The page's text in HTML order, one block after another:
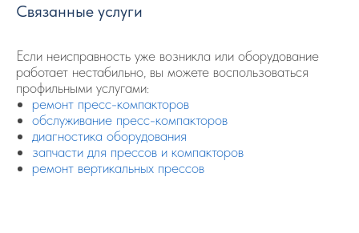
Связанные услуги
Если неисправность уже возникла или оборудование
работает нестабильно, вы можете воспользоваться
профильными услугами:
ремонт пресс-компакторов
обслуживание пресс-компакторов
диагностика оборудования
запчасти для прессов и компакторов
ремонт вертикальных прессов